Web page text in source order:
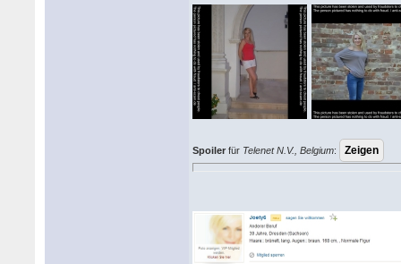
Spoiler für Telenet N.V., Belgium: